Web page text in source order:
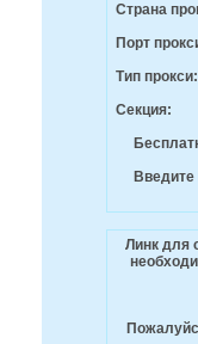
Страна
Порт
Тип прокси:
Секция:
Линк для